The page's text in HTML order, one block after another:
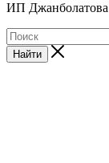
ИП
Найти